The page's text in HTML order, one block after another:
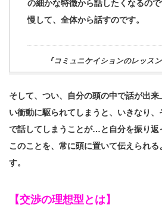
の細かな特徴から話したくなるの
慢して、全体から話すのです。
『コミュニケイションのレッス
そして、つい、自分の頭の中で話が出
い衝動に駆られてしまうと、いきなり
で話してしまうことが…と自分を振り返
このことを、常に頭に置いて伝えられる
す。
【交渉の理想型とは】